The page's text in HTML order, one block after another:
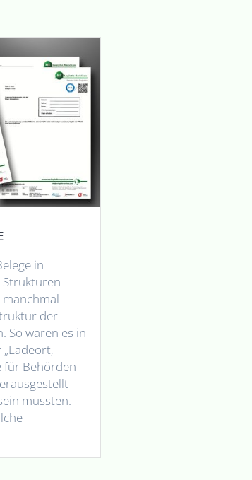
in
Strukturen
der
So waren es in
für Behörden
mussten.